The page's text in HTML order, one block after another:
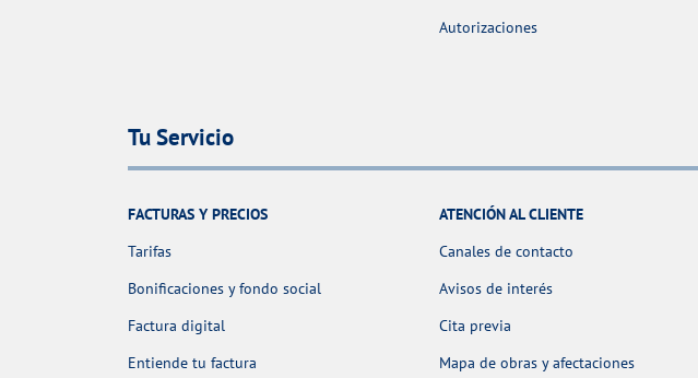
Autorizaciones
Tu Servicio
FACTURAS Y PRECIOS
Tarifas
Bonificaciones y fondo social
Factura digital
Entiende tu factura
ATENCIÓN AL CLIENTE
Canales de contacto
Avisos de interés
Cita previa
Mapa de obras y afectaciones